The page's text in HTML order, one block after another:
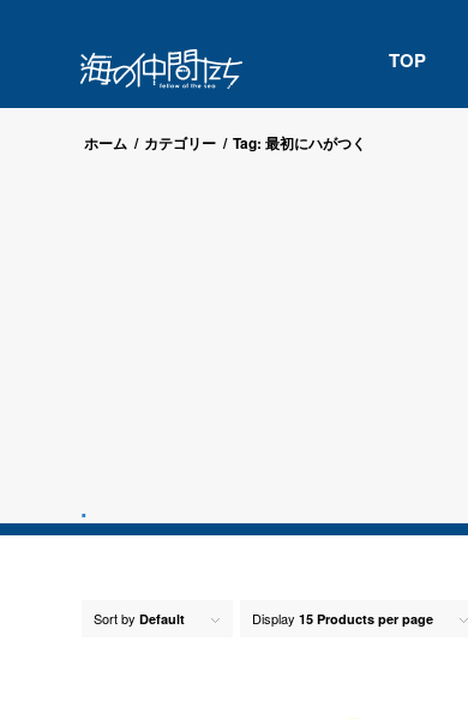
TOP
ホーム / カテゴリー / Tag: 最初にハがつく
Sort by Default Display 15 Products per page